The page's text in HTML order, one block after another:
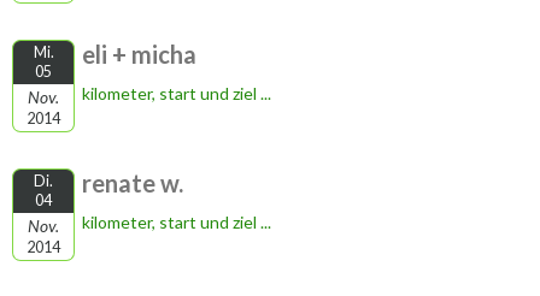
Mi.
05
Nov.
2014
eli + micha
kilometer, start und ziel ...
Di.
04
Nov.
2014
renate w.
kilometer, start und ziel ...